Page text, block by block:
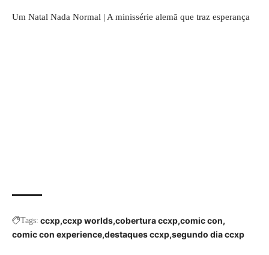
Um Natal Nada Normal | A minissérie alemã que traz esperança
Tags: ccxp ccxp worlds cobertura ccxp comic con
comic con experience destaques ccxp segundo dia ccxp